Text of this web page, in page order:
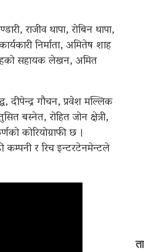
राजीव थापा, रोबिन थापा,
निर्माता, अमितेष शाह
सहायक लेखन, अमित
दीपेन्द्र गौचन, प्रवेश मल्लिक
बस्नेत, रोहित जोन क्षेत्री,
कोरियोग्राफी छ ।
र रिच इन्टरटेनमेन्टले